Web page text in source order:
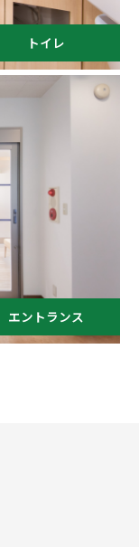
トイレ
エントランス